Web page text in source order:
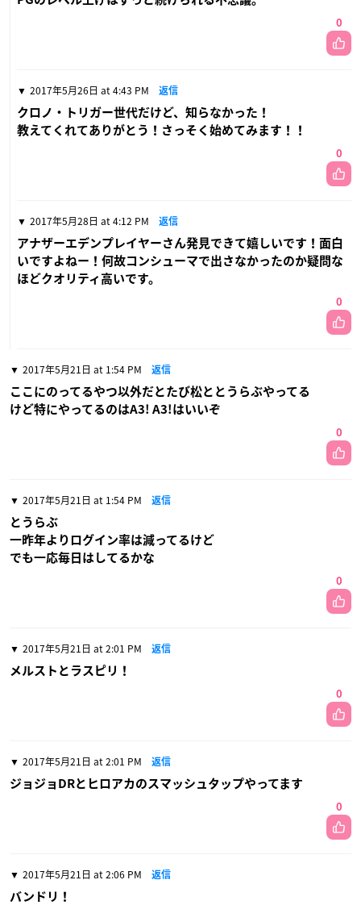
0
2017年5月26日 at 4:43 PM 返信
クロノ・トリガー世代だけど、知らなかった！
教えてくれてありがとう！さっそく始めてみます！！
0
2017年5月28日 at 4:12 PM 返信
アナザーエデンプレイヤーさん発見できて嬉しいです！面白
いですよねー！何故コンシューマで出さなかったのか疑問な
ほどクオリティ高いです。
0
2017年5月21日 at 1:54 PM 返信
ここにのってるやつ以外だとたび松ととうらぶやってる
けど特にやってるのはA3! A3!はいいぞ
0
2017年5月21日 at 1:54 PM 返信
とうらぶ
一昨年よりログイン率は減ってるけど
でも一応毎日はしてるかな
0
2017年5月21日 at 2:01 PM 返信
メルストとラスピリ！
0
2017年5月21日 at 2:01 PM 返信
ジョジョDRとヒロアカのスマッシュタップやってます
0
2017年5月21日 at 2:06 PM 返信
バンドリ！